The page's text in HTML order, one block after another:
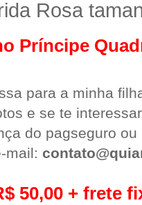
Rosa
Príncipe
para a minha
e se te
do pagseguro
mail:
50,00 + frete